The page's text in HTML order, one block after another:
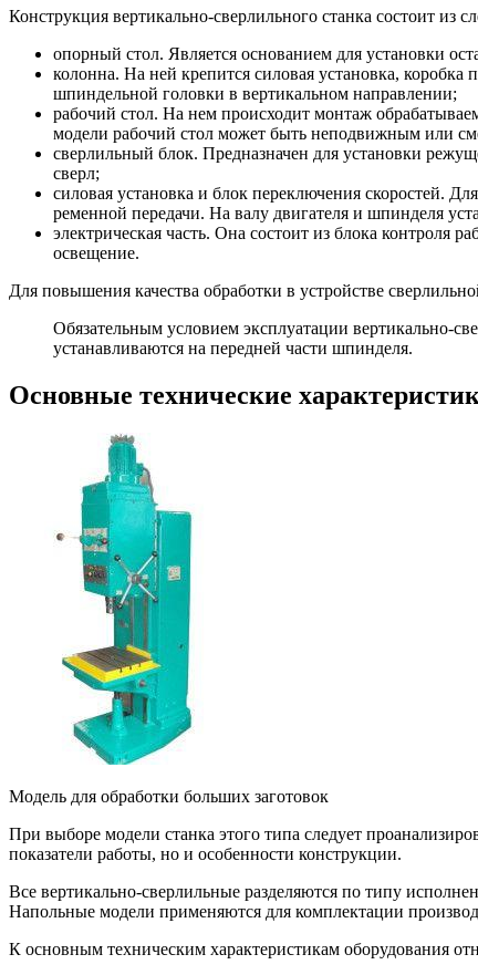
Конструкция вертикально-сверлильного станка состоит из
опорный стол. Является основанием для установки
колонна. На ней крепится силовая установка,
шпиндельной головки в вертикальном направлении;
рабочий стол. На нем происходит монтаж
модели рабочий стол может быть неподвижным или
сверлильный блок. Предназначен для установки
сверл;
силовая установка и блок переключения скоростей.
ременной передачи. На валу двигателя и шпинделя
электрическая часть. Она состоит из блока контроля
освещение.
Для повышения качества обработки в устройстве
Обязательным условием эксплуатации вертикально-
устанавливаются на передней части шпинделя.
Основные технические
Модель для обработки больших заготовок
При выборе модели станка этого типа следует
показатели работы, но и особенности конструкции.
Все вертикально-сверлильные разделяются по типу
Напольные модели применяются для комплектации
К основным техническим характеристикам оборудования